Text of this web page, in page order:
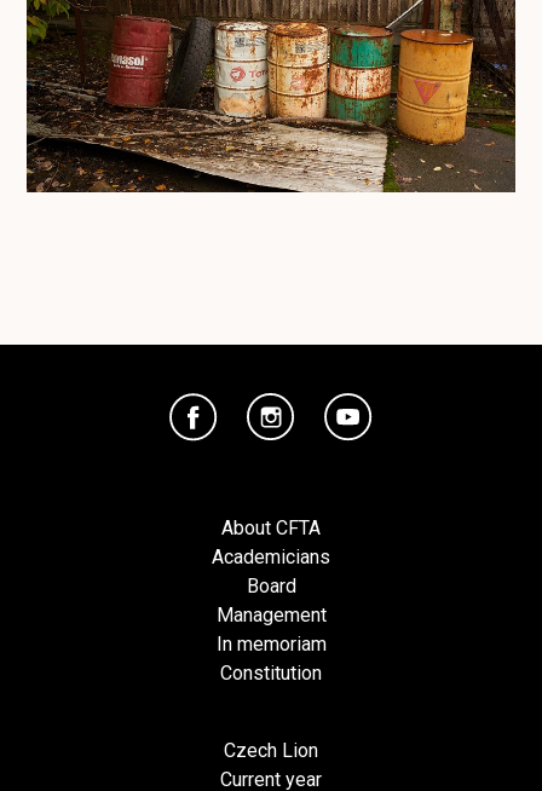
About CFTA
Academicians
Board
Management
In memoriam
Constitution
Czech Lion
Current year